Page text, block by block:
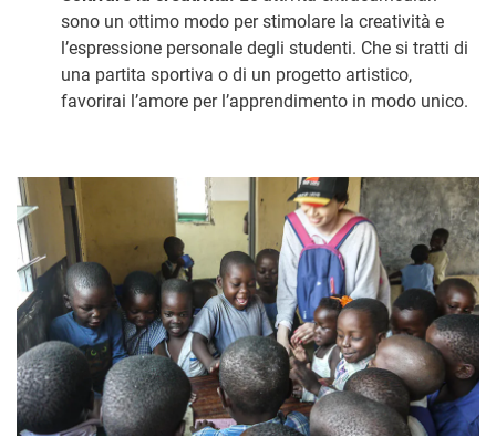
sono un ottimo modo per stimolare la creatività e
l’espressione personale degli studenti. Che si tratti di
una partita sportiva o di un progetto artistico,
favorirai l’amore per l’apprendimento in modo unico.